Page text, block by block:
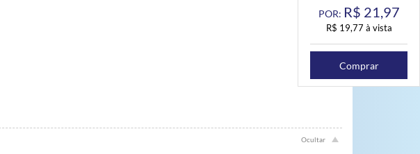
POR: R$ 21,97
R$ 19,77 à vista
Comprar